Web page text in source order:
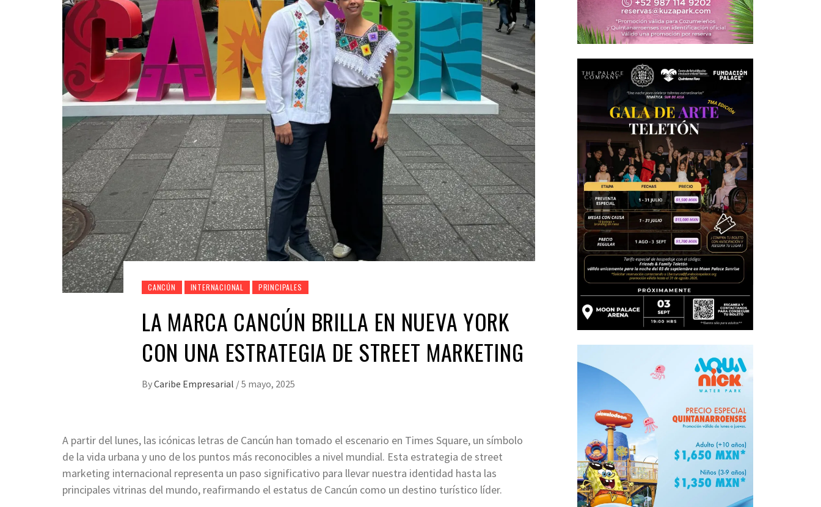
CANCÚN INTERNACIONAL PRINCIPALES
LA MARCA CANCÚN BRILLA EN NUEVA YORK
CON UNA ESTRATEGIA DE STREET MARKETING
ByCaribe Empresarial /5 mayo, 2025
A partir del lunes, las icónicas letras de Cancún han tomado el escenario en Times Square, un símbolo
de la vida urbana y uno de los puntos más reconocibles a nivel mundial. Esta estrategia de street
marketing internacional representa un paso significativo para llevar nuestra identidad hasta las
principales vitrinas del mundo, reafirmando el estatus de Cancún como un destino turístico líder.